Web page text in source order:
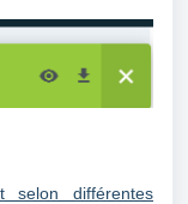
selon différentes